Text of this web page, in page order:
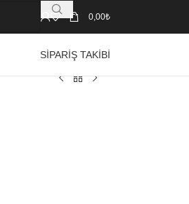
0,00₺
SIPARIŞ TAKIBI